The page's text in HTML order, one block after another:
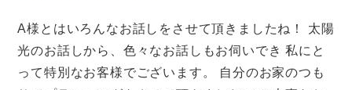
A様とはいろんなお話しをさせて頂きましたね！ 太陽
光のお話しから、色々なお話しもお伺いでき 私にと
って特別なお客様でございます。 自分のお家のつも